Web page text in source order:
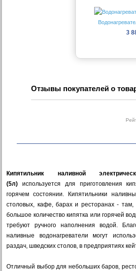
3
Отзывы покупателей о
Кипятильник наливной
(5л)используется для приготовления
горячем состоянии. Кипятильники
столовых, кафе, барах и ресторанах - там,
большое количество кипятка или горячей
требуют ручного наполнения водой.
наливные водонагреватели могут
раздач, шведских столов, в предприятиях
Отличный выбор для небольших баров,